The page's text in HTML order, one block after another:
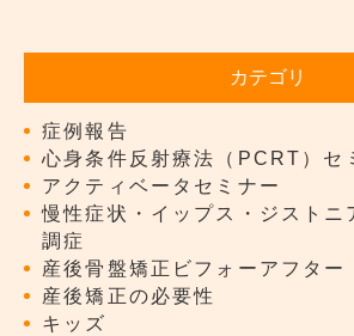
カテゴリ
症例報告
心身条件反射療法（PCRT）セ
アクティベータセミナー
慢性症状・イップス・ジストニ
調症
産後骨盤矯正ビフォーアフター
産後矯正の必要性
キッズ